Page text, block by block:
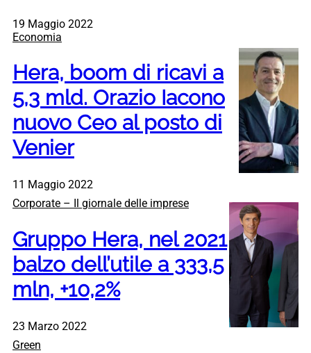
19 Maggio 2022
Economia
Hera, boom di ricavi a
5,3 mld. Orazio Iacono
nuovo Ceo al posto di
Venier
11 Maggio 2022
Corporate – Il giornale delle imprese
Gruppo Hera, nel 2021
balzo dell’utile a 333,5
mln, +10,2%
23 Marzo 2022
Green